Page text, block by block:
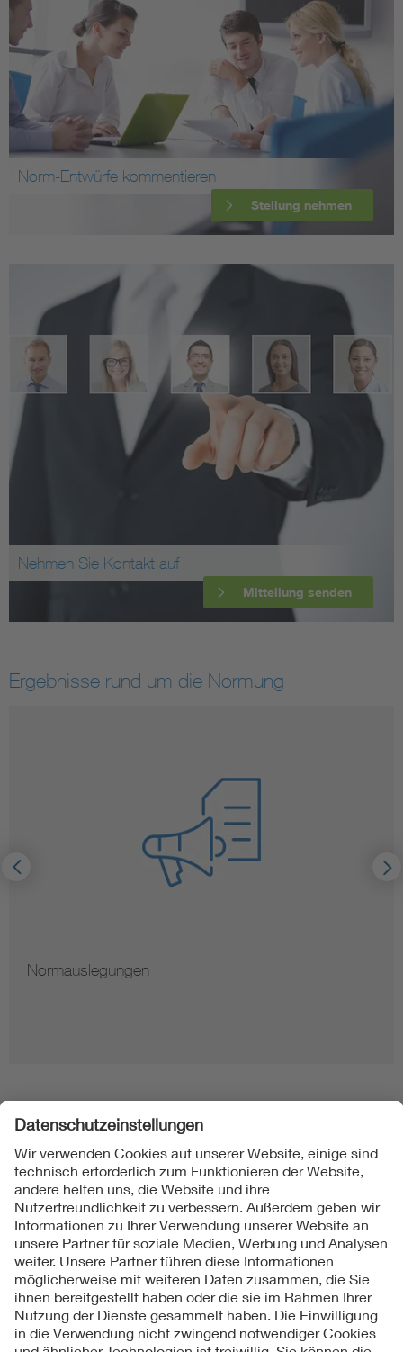
Norm-Entwürfe kommentieren
Stellung nehmen
Nehmen Sie Kontakt auf
Mitteilung senden
Ergebnisse rund um die Normung
Normauslegungen
Folgen Sie uns
Kontakt